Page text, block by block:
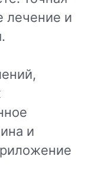
лечение и
и